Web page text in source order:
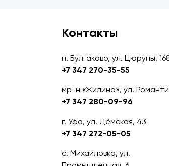
Контакты
п. Булгаково, ул. Цюрупы,
+7 347 270-35-55
мр-н «Жилино», ул.
+7 347 280-09-96
г. Уфа, ул. Дёмская, 43
+7 347 272-05-05
с. Михайловка, ул.